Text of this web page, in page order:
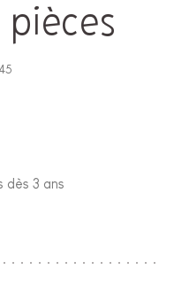
dès 3 ans